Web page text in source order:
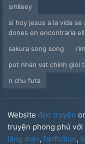
smileey
si hoy jesus a la vida
dones en encontraria
sakura song song
pot nhan vat chinh gioi
n chu futa
Website đọc truyện
truyện phong phú
lãng mạn, fanfiction,